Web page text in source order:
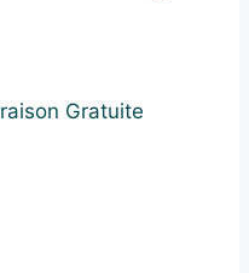
Gratuite